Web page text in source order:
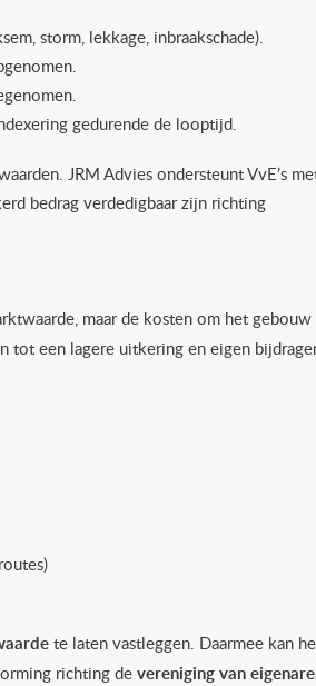
storm, lekkage, inbraakschade).
gedurende de looptijd.
JRM Advies ondersteunt VvE’s
bedrag verdedigbaar zijn richting
maar de kosten om het gebouw
tot een lagere uitkering en eigen
te laten vastleggen. Daarmee kan
richting de vereniging van